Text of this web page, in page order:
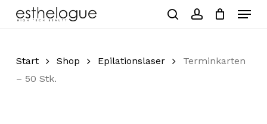
Menu
Start Shop Epilationslaser
Terminkarten
– 50 Stk.